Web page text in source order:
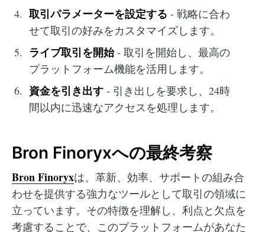
取引パラメーターを設定する - 戦略に合わ
せて取引の好みをカスタマイズします。
ライブ取引を開始- 取引を開始し、最高の
プラットフォーム機能を活用します。
資金を引き出す- 引き出しを要求し、24時
間以内に迅速なアクセスを処理します。
Bron Finoryxへの最終考察
Bron Finoryxは、革新、効率、サポートの組み合
わせを提供する強力なツールとして取引の領域に
立っています。その特徴を理解し、利点と欠点を
考慮することで、このプラットフォームがあなた